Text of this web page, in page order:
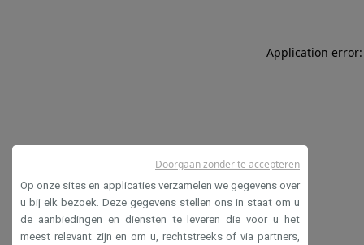
Application
Op onze sites en applicaties verzamelen we gegevens over
u bij elk bezoek. Deze gegevens stellen ons in staat om u
de aanbiedingen en diensten te leveren die voor u het
meest relevant zijn en om u, rechtstreeks of via partners,
Doorgaan zonder te accepteren